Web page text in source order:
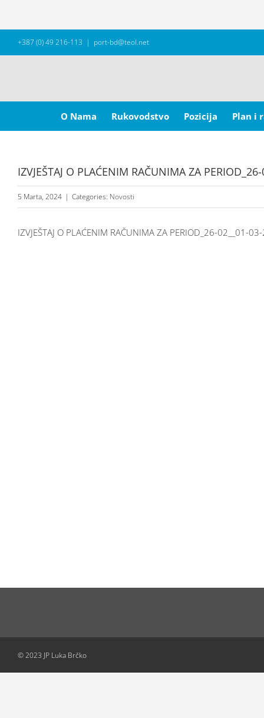
+387 (0) 49 216-113 | port-bd@teol.net
for:
O Nama
Rukovodstvo Pozicija Plan i
IZVJEŠTAJ O PLAĆENIM RAČUNIMA ZA
5 Marta, 2024 | Categories: Novosti
IZVJEŠTAJ O PLAĆENIM RAČUNIMA ZA PERIOD_26-02__01-
© 2023 JP Luka Brčko